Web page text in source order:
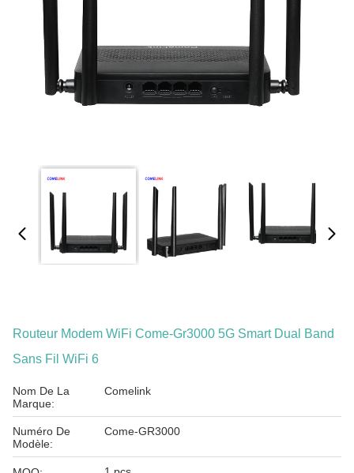
Routeur Modem WiFi Come-Gr3000 5G Smart Dual Band
Sans Fil WiFi 6
Nom De La
Marque:
Comelink
Numéro De
Modèle:
Come-GR3000